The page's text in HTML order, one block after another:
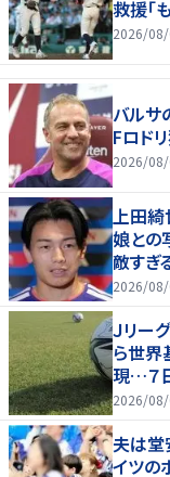
救援「
2026/
バルサ
Fロド
2026/08/
上田綺
娘との
敵すぎ
2026/
Ｊリー
ら世
現…７
2026/
夫は堂
イツの